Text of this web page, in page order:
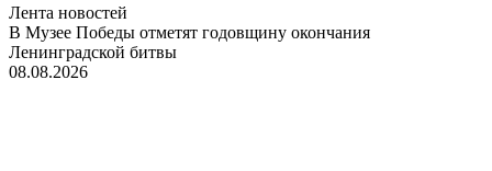
Лента новостей
В Музее Победы отметят годовщину окончания
Ленинградской битвы
08.08.2026